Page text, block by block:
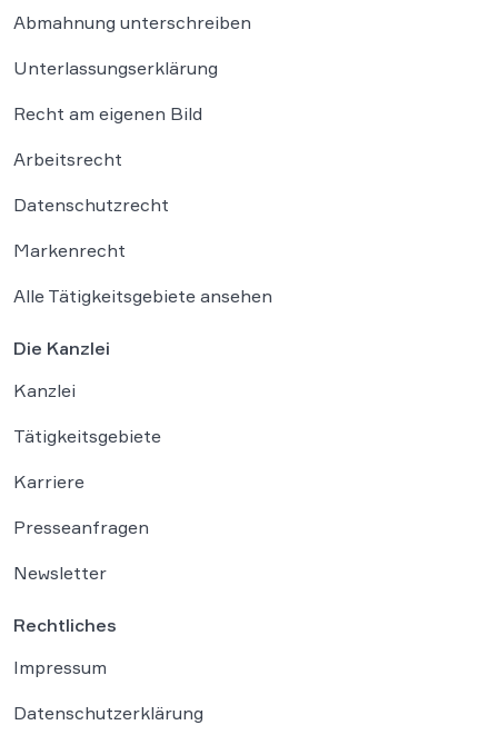
Abmahnung unterschreiben
Unterlassungserklärung
Recht am eigenen Bild
Arbeitsrecht
Datenschutzrecht
Markenrecht
Alle Tätigkeitsgebiete ansehen
Die Kanzlei
Kanzlei
Tätigkeitsgebiete
Karriere
Presseanfragen
Newsletter
Rechtliches
Impressum
Datenschutzerklärung